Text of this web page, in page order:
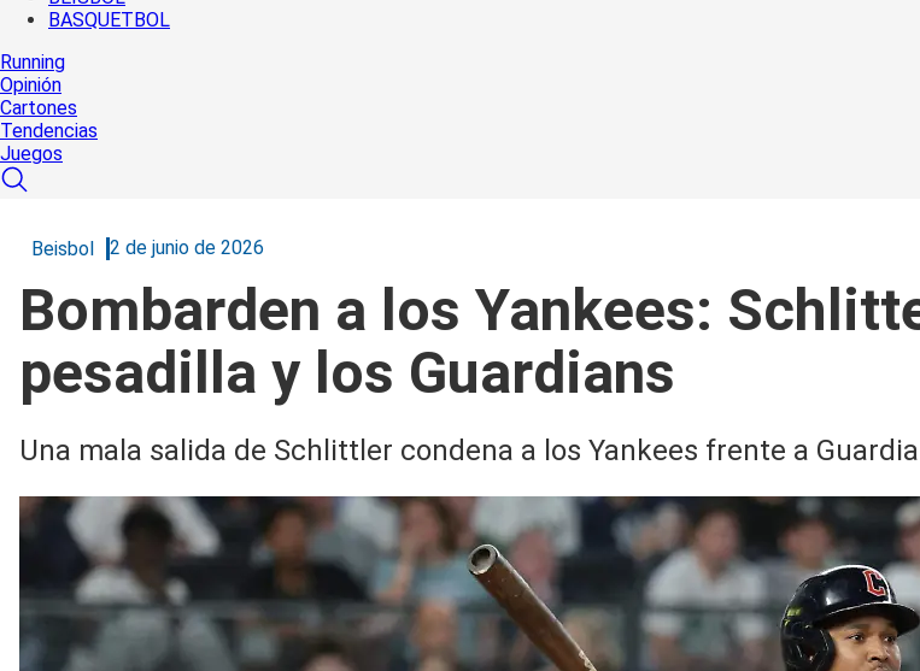
BASQUETBOL
Running
Opinión
Cartones
Tendencias
Juegos
Beisbol 2 de junio de 2026
Bombarden a los Yankees:
pesadilla y los Guardians
Una mala salida de Schlittler condena a los Yankees frente a